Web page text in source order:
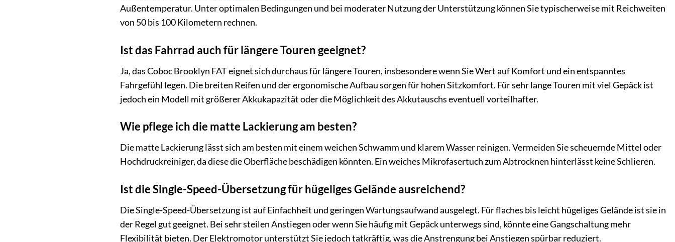
Außentemperatur. Unter optimalen Bedingungen und bei moderater Nutzung der Unterstützung können Sie typischerweise mit Reichweiten
von 50 bis 100 Kilometern rechnen.
Ist das Fahrrad auch für längere Touren geeignet?
Ja, das Coboc Brooklyn FAT eignet sich durchaus für längere Touren, insbesondere wenn Sie Wert auf Komfort und ein entspanntes
Fahrgefühl legen. Die breiten Reifen und der ergonomische Aufbau sorgen für hohen Sitzkomfort. Für sehr lange Touren mit viel Gepäck ist
jedoch ein Modell mit größerer Akkukapazität oder die Möglichkeit des Akkutauschs eventuell vorteilhafter.
Wie pflege ich die matte Lackierung am besten?
Die matte Lackierung lässt sich am besten mit einem weichen Schwamm und klarem Wasser reinigen. Vermeiden Sie scheuernde Mittel oder
Hochdruckreiniger, da diese die Oberfläche beschädigen könnten. Ein weiches Mikrofasertuch zum Abtrocknen hinterlässt keine Schlieren.
Ist die Single-Speed-Übersetzung für hügeliges Gelände ausreichend?
Die Single-Speed-Übersetzung ist auf Einfachheit und geringen Wartungsaufwand ausgelegt. Für flaches bis leicht hügeliges Gelände ist sie in
der Regel gut geeignet. Bei sehr steilen Anstiegen oder wenn Sie häufig mit Gepäck unterwegs sind, könnte eine Gangschaltung mehr
Flexibilität bieten. Der Elektromotor unterstützt Sie jedoch tatkräftig, was die Anstrengung bei Anstiegen spürbar reduziert.